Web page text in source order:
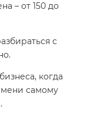
бизнеса
– от 150 до
с
когда
самому